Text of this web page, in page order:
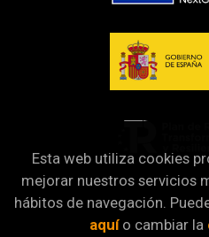
Esta web utiliza cookies
mejorar nuestros servicios
hábitos de navegación.
aquío cambiar la